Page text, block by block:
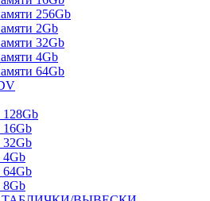
256Gb
2Gb
32Gb
4Gb
64Gb